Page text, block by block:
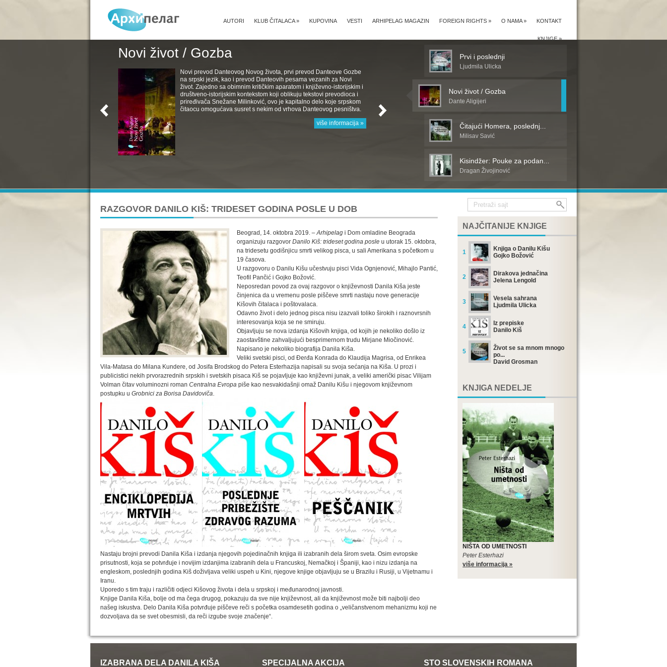
KONTAKT
O NAMA»
FOREIGN RIGHTS »
ARHIPELAG MAGAZIN
VESTI
KUPOVINA
KLUB ČITALACA»
AUTORI
KNJIGE»
Novi život / Gozba
Novi prevod Danteovog Novog života, prvi prevod Danteove Gozbe
na srpski jezik, kao i prevod Danteovih pesama vezanih za Novi
život. Zajedno sa obimnim kritičkim aparatom i književno-istorijskim i
društveno-istorijskim kontekstom koji oblikuju tekstovi prevodioca i
priređivača Snežane Milinković, ovo je kapitalno delo koje srpskom
čitaocu omogućava susret s nekim od vrhova Danteovog pesništva.
više informacija »
Prvi i poslednji
Ljudmila Ulicka
Novi život / Gozba
Dante Aligijeri
Čitajući Homera, poslednj...
Milisav Savić
Kisindžer: Pouke za podan...
Dragan Živojinović
RAZGOVOR DANILO KIŠ: TRIDESET GODINA POSLE U DOB
Beograd, 14. oktobra 2019. –Arhipelag i Dom omladine Beograda
organizuju razgovor Danilo Kiš: trideset godina posle u utorak 15. oktobra,
na tridesetu godišnjicu smrti velikog pisca, u sali Amerikana s početkom u
19 časova.
U razgovoru o Danilu Kišu učestvuju pisci Vida Ognjenović, Mihajlo Pantić,
Teofil Pančić i Gojko Božović.
Neposredan povod za ovaj razgovor o književnosti Danila Kiša jeste
činjenica da u vremenu posle piščeve smrti nastaju nove generacije
Kišovih čitalaca i poštovalaca.
Odavno život i delo jednog pisca nisu izazvali toliko širokih i raznovrsnih
interesovanja koja se ne smiruju.
Objavljuju se nova izdanja Kišovih knjiga, od kojih je nekoliko došlo iz
zaostavštine zahvaljujući besprimernom trudu Mirjane Miočinović.
Napisano je nekoliko biografija Danila Kiša.
Veliki svetski pisci, od Đerđa Konrada do Klaudija Magrisa, od Enrikea
Vila-Matasa do Milana Kundere, od Josifa Brodskog do Petera Esterhazija napisali su svoja sećanja na Kiša. U prozi i
publicistici nekih prvorazrednih srpskih i svetskih pisaca Kiš se pojavljuje kao književni junak, a veliki američki pisac Vilijam
Volman čitav voluminozni roman Centralna Evropa piše kao nesvakidašnji omaž Danilu Kišu i njegovom književnom
postupku u Grobnici za Borisa Davidoviča.
Nastaju brojni prevodi Danila Kiša i izdanja njegovih pojedinačnih knjiga ili izabranih dela širom sveta. Osim evropske
prisutnosti, koja se potvrđuje i novijim izdanjima izabranih dela u Francuskoj, Nemačkoj i Španiji, kao i nizu izdanja na
engleskom, poslednjih godina Kiš doživljava veliki uspeh u Kini, njegove knjige objavljuju se u Brazilu i Rusiji, u Vijetnamu i
Iranu.
Uporedo s tim traju i različiti odjeci Kišovog života i dela u srpskoj i međunarodnoj javnosti.
Knjige Danila Kiša, bolje od ma čega drugog, po­kazuju da sve nije književnost, ali da književnost može biti najbolji deo
našeg iskustva. Delo Danila Kiša potvrđuje piščeve reči s početka osamdesetih godina o „veličanstvenom mehanizmu koji ne
dozvoljava da se svet obesmisli, da reči izgube svoje značenje“.
NAJČITANIJE KNJIGE
1
Knjiga o Danilu Kišu
Gojko Božović
2
Dirakova jednačina
Jelena Lengold
3
Vesela sahrana
Ljudmila Ulicka
4
Iz prepiske
Danilo Kiš
5
Život se sa mnom mnogo
po...
David Grosman
KNJIGA NEDELJE
NIŠTA OD UMETNOSTI
Peter Esterhazi
više informacija »
IZABRANA DELA DANILA KIŠA SPECIJALNA AKCIJA STO SLOVENSKIH ROMANA